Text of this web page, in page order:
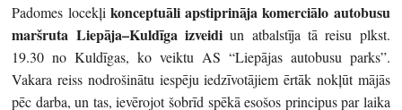
Padomes locekļi konceptuāli apstiprināja komerciālo autobusu
maršruta Liepāja–Kuldīga izveidi un atbalstīja tā reisu plkst.
19.30 no Kuldīgas, ko veiktu AS “Liepājas autobusu parks”.
Vakara reiss nodrošinātu iespēju iedzīvotājiem ērtāk nokļūt mājās
pēc darba, un tas, ievērojot šobrīd spēkā esošos principus par laika